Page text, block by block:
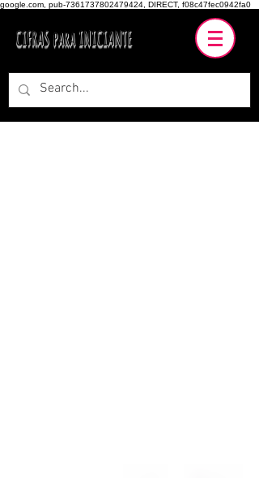
google.com, pub-7361737802479424, DIRECT, f08c47fec0942fa0
CIFRAS para INICIANTE